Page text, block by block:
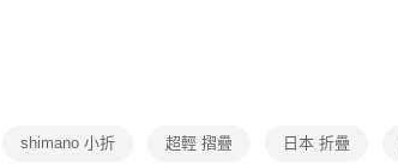
shimano 小折 超輕 摺疊 日本 折疊